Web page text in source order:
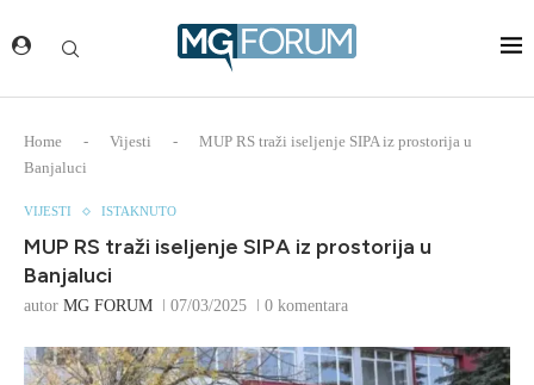
Home - Vijesti -
MUP RS traži iseljenje SIPA iz prostorija u
Banjaluci
VIJESTI ISTAKNUTO
MUP RS traži iseljenje SIPA iz prostorija u
Banjaluci
autor MG FORUM 07/03/2025 0 komentara